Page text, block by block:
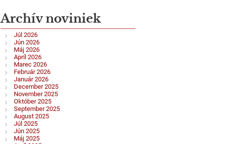
Archív noviniek
Júl 2026
Jún 2026
Máj 2026
Apríl 2026
Marec 2026
Február 2026
Január 2026
December 2025
November 2025
Október 2025
September 2025
August 2025
Júl 2025
Jún 2025
Máj 2025